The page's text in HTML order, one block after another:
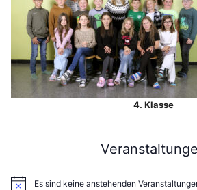
4. Klasse
Es sind keine anstehenden